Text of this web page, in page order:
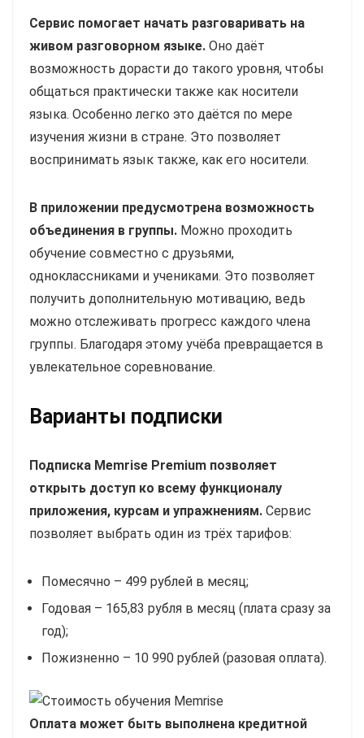
Сервис помогает начать разговаривать на
живом разговорном языке. Оно даёт
возможность дорасти до такого уровня, чтобы
общаться практически также как носители
языка. Особенно легко это даётся по мере
изучения жизни в стране. Это позволяет
воспринимать язык также, как его носители.
В приложении предусмотрена возможность
объединения в группы. Можно проходить
обучение совместно с друзьями,
одноклассниками и учениками. Это позволяет
получить дополнительную мотивацию, ведь
можно отслеживать прогресс каждого члена
группы. Благодаря этому учёба превращается в
увлекательное соревнование.
Варианты подписки
Подписка Memrise Premium позволяет
открыть доступ ко всему функционалу
приложения, курсам и упражнениям. Сервис
позволяет выбрать один из трёх тарифов:
Помесячно – 499 рублей в месяц;
Годовая – 165,83 рубля в месяц (плата сразу за
год);
Пожизненно – 10 990 рублей (разовая оплата).
Оплата может быть выполнена кредитной